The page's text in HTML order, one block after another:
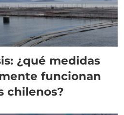
¿qué medidas
funcionan
chilenos?